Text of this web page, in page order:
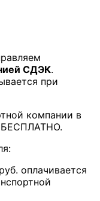
СДЭК.
при
компании в
БЕСПЛАТНО.
оплачивается